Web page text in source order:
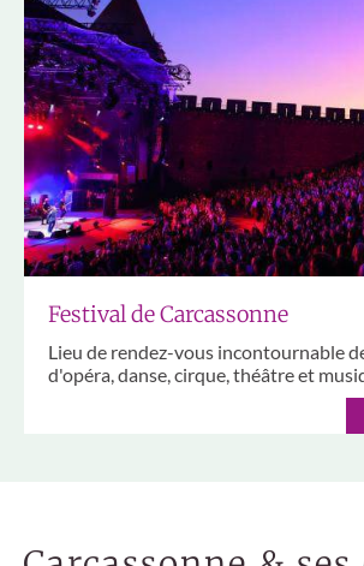
Festival de Carcassonne
Lieu de rendez-vous incontournable
d'opéra, danse, cirque, théâtre et